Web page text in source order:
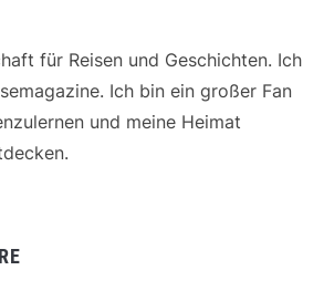
für Reisen und Geschichten. Ich
Ich bin ein großer Fan
und meine Heimat